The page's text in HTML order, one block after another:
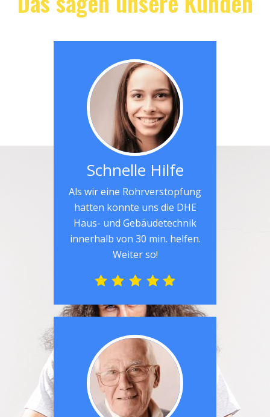
Schnelle Hilfe
Als wir eine Rohrverstopfung
hatten konnte uns die DHE
Haus- und Gebäudetechnik
innerhalb von 30 min. helfen.
Weiter so!